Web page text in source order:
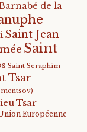
de la
Saint Jean
Saint
Saint Seraphim
Tsar
Tsar
Européenne